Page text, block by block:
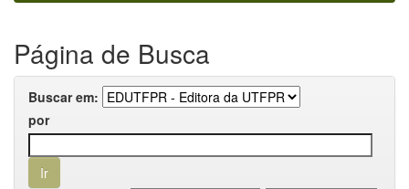
Página de Busca
Buscar em:
por